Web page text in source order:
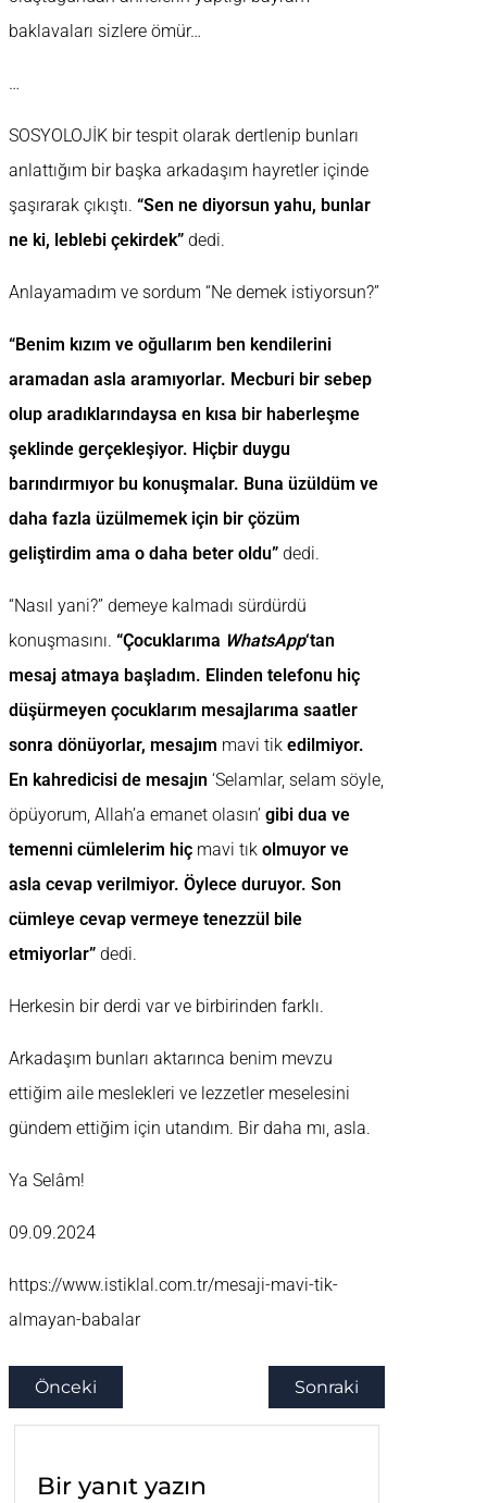
baklavaları sizlere ömür…
…
SOSYOLOJİK bir tespit olarak dertlenip bunları
anlattığım bir başka arkadaşım hayretler içinde
şaşırarak çıkıştı. “Sen ne diyorsun yahu, bunlar
ne ki, leblebi çekirdek” dedi.
Anlayamadım ve sordum “Ne demek istiyorsun?”
“Benim kızım ve oğullarım ben kendilerini
aramadan asla aramıyorlar. Mecburi bir sebep
olup aradıklarındaysa en kısa bir haberleşme
şeklinde gerçekleşiyor. Hiçbir duygu
barındırmıyor bu konuşmalar. Buna üzüldüm ve
daha fazla üzülmemek için bir çözüm
geliştirdim ama o daha beter oldu” dedi.
“Nasıl yani?” demeye kalmadı sürdürdü
konuşmasını. “Çocuklarıma WhatsApp‘tan
mesaj atmaya başladım. Elinden telefonu hiç
düşürmeyen çocuklarım mesajlarıma saatler
sonra dönüyorlar, mesajım mavi tik edilmiyor.
En kahredicisi de mesajın ‘Selamlar, selam söyle,
öpüyorum, Allah’a emanet olasın’ gibi dua ve
temenni cümlelerim hiç mavi tık olmuyor ve
asla cevap verilmiyor. Öylece duruyor. Son
cümleye cevap vermeye tenezzül bile
etmiyorlar” dedi.
Herkesin bir derdi var ve birbirinden farklı.
Arkadaşım bunları aktarınca benim mevzu
ettiğim aile meslekleri ve lezzetler meselesini
gündem ettiğim için utandım. Bir daha mı, asla.
Ya Selâm!
09.09.2024
https://www.istiklal.com.tr/mesaji-mavi-tik-
almayan-babalar
Önceki Sonraki
Bir yanıt yazın